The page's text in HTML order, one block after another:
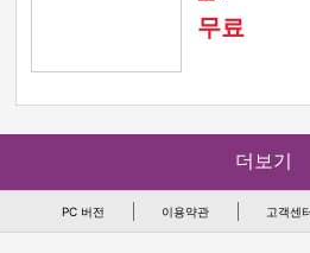
무료
더보기
PC 버전 이용약관 고객센